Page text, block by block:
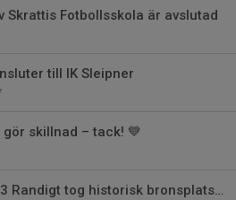
Skrattis Fotbollsskola är avslutad
till IK Sleipner
skillnad – tack! 💙
IK Sleipner P2013 Randigt tog historisk bronsplats i Gothia Cup